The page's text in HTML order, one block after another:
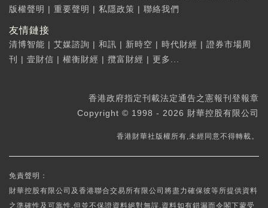
版權聲明 | 重要聲明 | 私隱政策 | 聯絡我們
友情鏈接
清博智能 | 艾媒諮詢 | 和訊 | 新時空 | 時代財經 | 證券市場周
刊
| 壹財信 | 權衡財經 | 攬富財經 | 更多...
香港政府指定刊載法定通告之憲報刊登報章
Copyright © 1998 - 2026 財華控股有限公司
香港財華社版權所有,未經同意不得轉載。
免責聲明：
財華控股有限公司及香港聯合交易所有限公司將盡力確保彼等所提供資料
之準確性及可靠性,但並不保證資料絕對無誤,資料如有錯漏而令閣下蒙受